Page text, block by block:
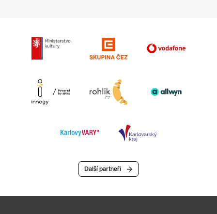
Další partneři